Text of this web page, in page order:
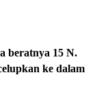
beratnya 15 N.
ke dalam